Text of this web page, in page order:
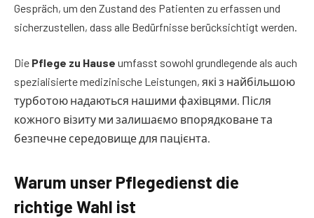
Gespräch, um den Zustand des Patienten zu erfassen und
sicherzustellen, dass alle Bedürfnisse berücksichtigt werden.
Die Pflege zu Hause umfasst sowohl grundlegende als auch
spezialisierte medizinische Leistungen, які з найбільшою
турботою надаються нашими фахівцями. Після
кожного візиту ми залишаємо впорядковане та
безпечне середовище для пацієнта.
Warum unser Pflegedienst die
richtige Wahl ist